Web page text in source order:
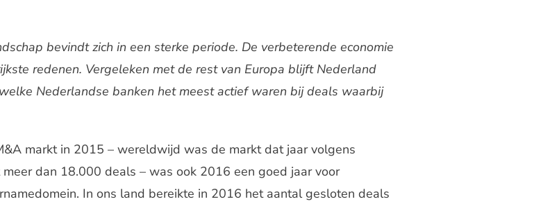
bevindt zich in een sterke periode. De verbeterende economie
redenen. Vergeleken met de rest van Europa blijft Nederland
Nederlandse banken het meest actief waren bij deals waarbij
markt in 2015 – wereldwijd was de markt dat jaar volgens
dan 18.000 deals – was ook 2016 een goed jaar voor
In ons land bereikte in 2016 het aantal gesloten deals